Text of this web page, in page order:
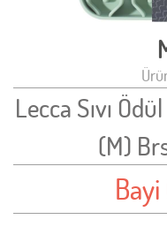
Lecca Sıvı
(M)
Bayi